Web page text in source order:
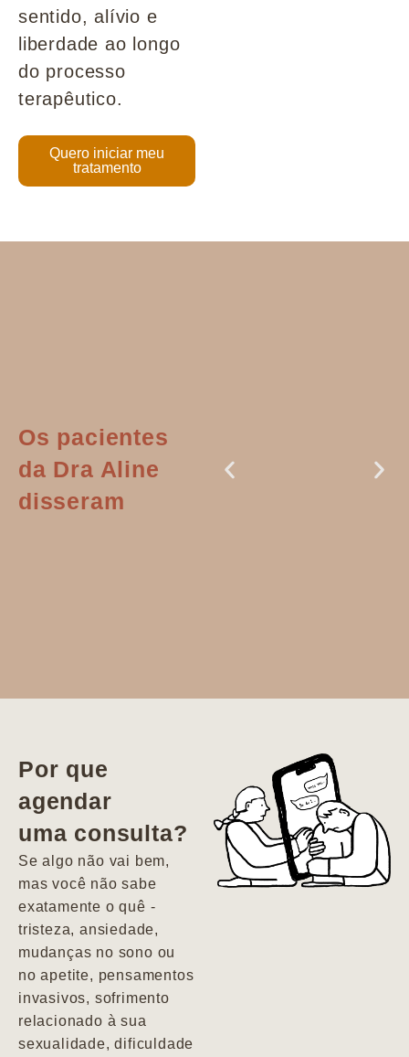
sentido, alívio e
liberdade ao longo
do processo
terapêutico.
Quero iniciar meu
tratamento
Os pacientes
da Dra Aline
disseram
vida. Ela me
encontrou num
estado misto de
depressão e
agitação com
pensamentos
Por que
agendar
uma consulta?
Se algo não vai bem,
mas você não sabe
exatamente o quê -
tristeza, ansiedade,
mudanças no sono ou
no apetite, pensamentos
invasivos, sofrimento
relacionado à sua
sexualidade, dificuldade